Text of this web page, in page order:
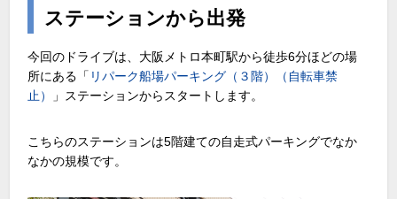
ステーションから出発
今回のドライブは、大阪メトロ本町駅から徒歩6分ほどの場
所にある「 リパーク船場パーキング（３階）（自転車禁
止）
」ステーションからスタートします。
こちらのステーションは5階建ての自走式パーキングでなか
なかの規模です。